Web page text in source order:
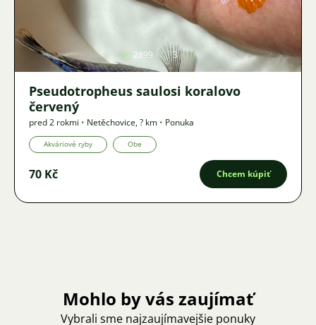
Obrázok
2899 3
Pseudotropheus saulosi koralovo
červený
pred 2 rokmi • Netěchovice,? km • Ponuka
Akváriové ryby Obe
70 Kč Chcem kúpiť
Mohlo by vás zaujímať
Vybrali sme najzaujímavejšie ponuky